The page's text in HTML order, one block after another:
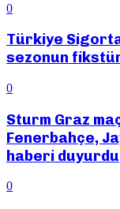
0
Türkiye
sezonun fikstür
0
Sturm Graz
Fenerbahçe,
haberi duyurdu
0